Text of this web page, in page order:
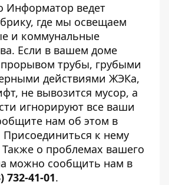
Информатор ведет
где мы освещаем
и коммунальные
. Если в вашем доме
прорывом трубы, грубыми
действиями ЖЭКа,
не вывозится мусор, а
игнорируют все ваши
нам об этом в
Присоединиться к нему
Также о проблемах вашего
можно сообщить нам в
732-41-01.